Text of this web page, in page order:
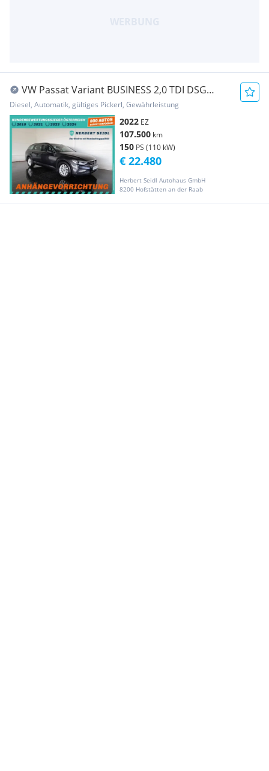
VW Passat Variant BUSINESS 2,0 TDI DSG
*MATRIX-LED...
Diesel, Automatik, gültiges Pickerl, Gewährleistung
2022 EZ
107.500 km
150 PS (110 kW)
Herbert Seidl Autohaus GmbH
8200 Hofstätten an der Raab
€ 22.480